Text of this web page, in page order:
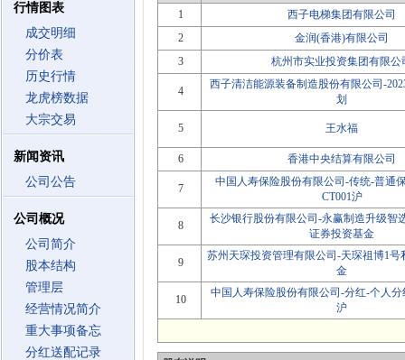
行情图表
成交明细
分价表
历史行情
龙虎榜数据
大宗交易
新闻资讯
公司公告
公司概况
公司简介
股本结构
管理层
经营情况简介
重大事项备忘
分红送配记录
1
西子电梯集团有限公司
2
金润(香港)有限公司
3
杭州市实业投资集团有限公
4
西子清洁能源装备制造股份有限公司-
划
5 王水福
6 香港中央结算有限公司
7
中国人寿保险股份有限公司-传统-普通
CT001沪
8
长沙银行股份有限公司-永赢制造升级智
证券投资基金
9
苏州天琛投资管理有限公司-天琛祖博1号
金
10
中国人寿保险股份有限公司-分红-个人分
沪